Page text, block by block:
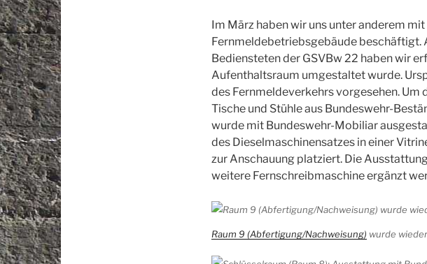
Im März haben wir uns unter anderem
Fernmeldebetriebsgebäude beschäftigt.
Bediensteten der GSVBw 22 haben wir
Aufenthaltsraum umgestaltet wurde.
des Fernmeldeverkehrs vorgesehen. Um
Tische und Stühle aus Bundeswehr-
wurde mit Bundeswehr-Mobiliar
des Dieselmaschinensatzes in einer
zur Anschauung platziert. Die
weitere Fernschreibmaschine ergänzt
Raum 9 (Abfertigung/Nachweisung) wurde